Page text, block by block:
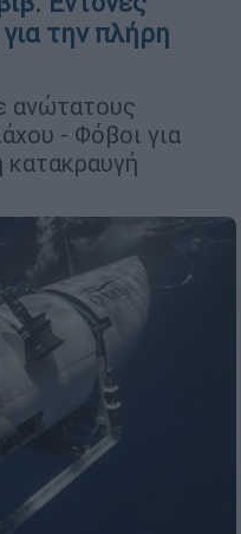
την πλήρη
ανώτατους
- Φόβοι για
κατακραυγή